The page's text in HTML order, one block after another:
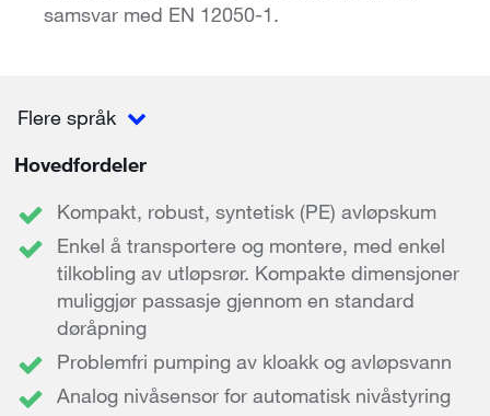
samsvar med EN 12050-1.
Flere språk
Hovedfordeler
Kompakt, robust, syntetisk (PE) avløpskum
Enkel å transportere og montere, med enkel
tilkobling av utløpsrør. Kompakte dimensjoner
muliggjør passasje gjennom en standard
døråpning
Problemfri pumping av kloakk og avløpsvann
Analog nivåsensor for automatisk nivåstyring